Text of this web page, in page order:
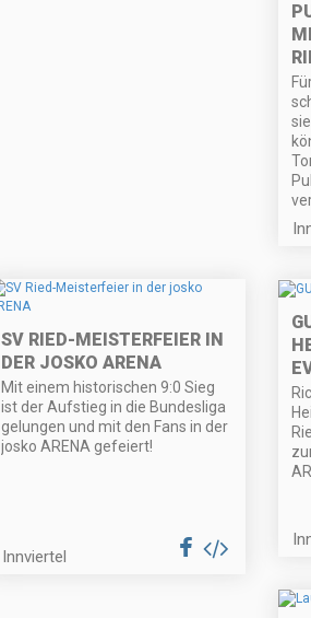
SV RIED-MEISTERFEIER IN
DER JOSKO ARENA
Mit einem historischen 9:0 Sieg
ist der Aufstieg in die Bundesliga
gelungen und mit den Fans in der
josko ARENA gefeiert!
Innviertel